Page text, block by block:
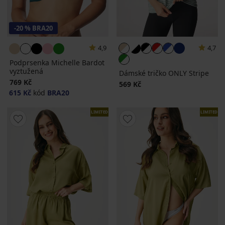
-20 % BRA20
4,9
Podprsenka Michelle Bardot
vyztužená
769 Kč
615 Kč kód BRA20
4,7
Dámské tričko ONLY Stripe
569 Kč
LIMITED LIMITED